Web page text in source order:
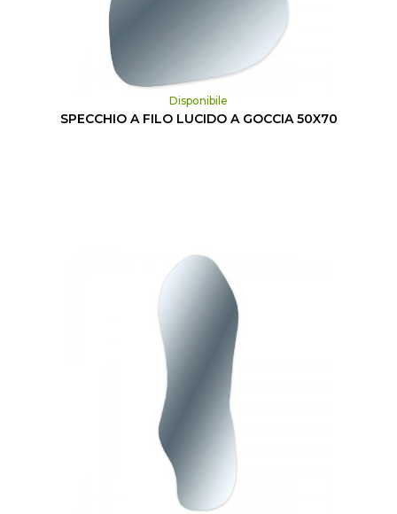
Disponibile
SPECCHIO A FILO LUCIDO A GOCCIA 50X70